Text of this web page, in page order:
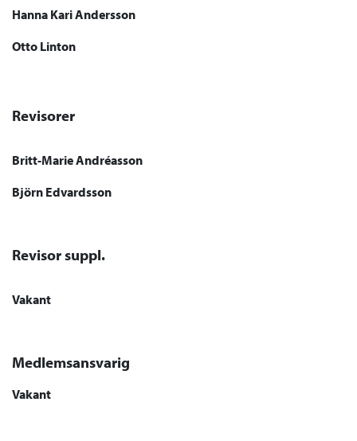
Hanna Kari Andersson
Otto Linton
Revisorer
Britt-Marie Andréasson
Björn Edvardsson
Revisor suppl.
Vakant
Medlemsansvarig
Vakant